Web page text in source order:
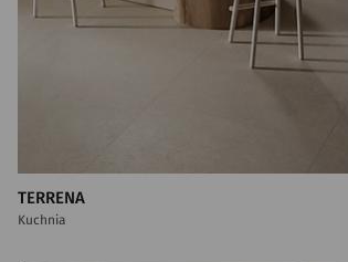
TERRENA
Kuchnia